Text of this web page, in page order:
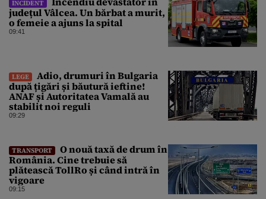
INCIDENT
județul Vâlcea. Un bărbat a murit,
o femeie a ajuns la spital
09:41
LEGE
Adio, drumuri în Bulgaria
după țigări și băutură ieftine!
ANAF și Autoritatea Vamală au
stabilit noi reguli
09:29
TRANSPORT
O nouă taxă de drum în
România. Cine trebuie să
plătească TollRo și când intră în
vigoare
09:15